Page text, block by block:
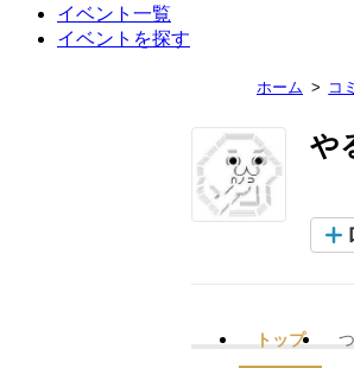
イベント一覧
イベントを探す
ホーム コ
や
トップ